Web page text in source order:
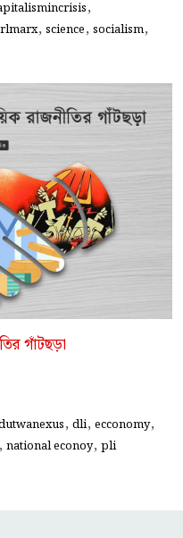
,
, science, socialism,
গাঁটছড়া
, dli, ecconomy,
, national econoy, pli